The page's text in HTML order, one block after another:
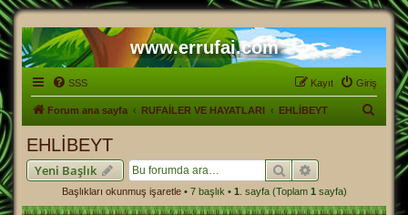
www.errufai.com
SSS Giriş
Kayıt
Forum ana sayfa RUFAİLER VE HAYATLARI EHLİBEYT
EHLİBEYT
Yeni Başlık Ara Gelişmiş arama
Başlıkları okunmuş işaretle• 7 başlık • 1 . sayfa (Toplam 1 sayfa)